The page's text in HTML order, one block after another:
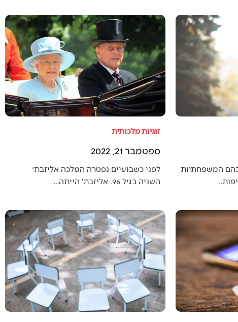
המשפחתיות
זוגיות מלכותית
ספטמבר 21, 2022
לפני כשבועיים נפטרה המלכה אליזבת׳
השניה בגיל 96. אליזבת׳ הייתה…